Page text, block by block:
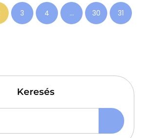
3 4 … 30 31
Keresés